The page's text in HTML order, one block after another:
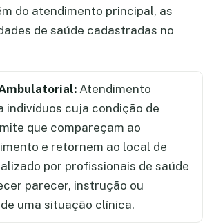
do atendimento principal, as
de saúde cadastradas no
Atendimento
indivíduos cuja condição de
que compareçam ao
e retornem ao local de
por profissionais de saúde
parecer, instrução ou
uma situação clínica.